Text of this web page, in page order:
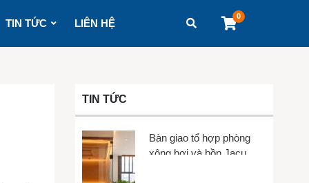
TIN TỨC LIÊN HỆ
0
TIN TỨC
Bàn giao tổ hợp phòng
xông hơi và bồn Jacuzzi